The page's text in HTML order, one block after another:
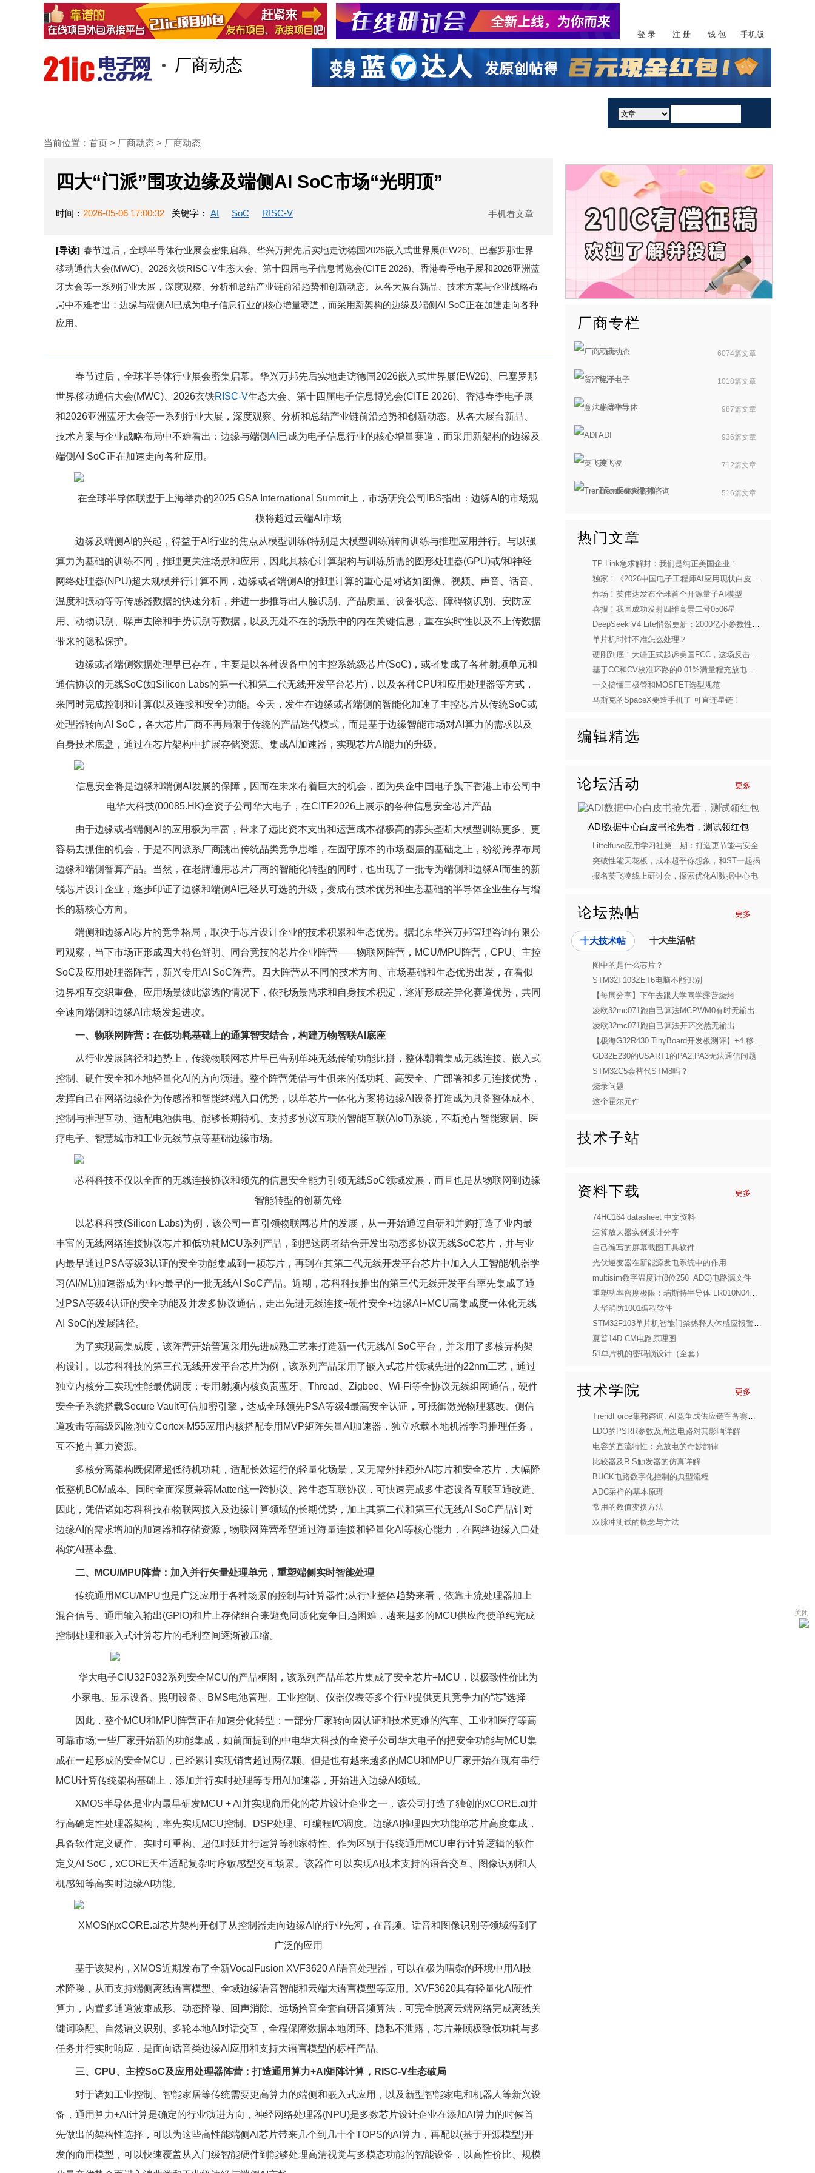
登 录 注 册 钱 包 手机版
厂商动态
当前位置： 首页 > 厂商动态 > 厂商动态
四大“门派”围攻边缘及端侧AI SoC市场“光明顶”
时间： 2026-05-06 17:00:32 关键字： AI SoC RISC-V 手机看文章
[导读] 春节过后，全球半导体行业展会密集启幕。华兴万邦先后实地走访德国2026嵌入式世界展(EW26)、巴塞罗那世界
移动通信大会(MWC)、2026玄铁RISC-V生态大会、第十四届电子信息博览会(CITE 2026)、香港春季电子展和2026亚洲蓝
牙大会等一系列行业大展，深度观察、分析和总结产业链前沿趋势和创新动态。从各大展台新品、技术方案与企业战略布
局中不难看出：边缘与端侧AI已成为电子信息行业的核心增量赛道，而采用新架构的边缘及端侧AI SoC正在加速走向各种
应用。
春节过后，全球半导体行业展会密集启幕。华兴万邦先后实地走访德国2026嵌入式世界展(EW26)、巴塞罗那
世界移动通信大会(MWC)、2026玄铁RISC-V生态大会、第十四届电子信息博览会(CITE 2026)、香港春季电子展
和2026亚洲蓝牙大会等一系列行业大展，深度观察、分析和总结产业链前沿趋势和创新动态。从各大展台新品、
技术方案与企业战略布局中不难看出：边缘与端侧AI 已成为电子信息行业的核心增量赛道，而采用新架构的边缘及
端侧AI SoC正在加速走向各种应用。
在全球半导体联盟于上海举办的2025 GSA International Summit上，市场研究公司IBS指出：边缘AI的市场规
模将超过云端AI市场
边缘及端侧AI的兴起，得益于AI行业的焦点从模型训练(特别是大模型训练)转向训练与推理应用并行。与以强
算力为基础的训练不同，推理更关注场景和应用，因此其核心计算架构与训练所需的图形处理器(GPU)或/和神经
网络处理器(NPU)超大规模并行计算不同，边缘或者端侧AI的推理计算的重心是对诸如图像、视频、声音、话音、
温度和振动等等传感器数据的快速分析，并进一步推导出人脸识别、产品质量、设备状态、障碍物识别、安防应
用、动物识别、噪声去除和手势识别等数据，以及无处不在的场景中的内在关键信息，重在实时性以及不上传数据
带来的隐私保护。
边缘或者端侧数据处理早已存在，主要是以各种设备中的主控系统级芯片(SoC)，或者集成了各种射频单元和
通信协议的无线SoC(如Silicon Labs的第一代和第二代无线开发平台芯片)，以及各种CPU和应用处理器等方式，
来同时完成控制和计算(以及连接和安全)功能。今天，发生在边缘或者端侧的智能化加速了主控芯片从传统SoC或
处理器转向AI SoC，各大芯片厂商不再局限于传统的产品迭代模式，而是基于边缘智能市场对AI算力的需求以及
自身技术底盘，通过在芯片架构中扩展存储资源、集成AI加速器，实现芯片AI能力的升级。
信息安全将是边缘和端侧AI发展的保障，因而在未来有着巨大的机会，图为央企中国电子旗下香港上市公司中
电华大科技(00085.HK)全资子公司华大电子，在CITE2026上展示的各种信息安全芯片产品
由于边缘或者端侧AI的应用极为丰富，带来了远比资本支出和运营成本都极高的寡头垄断大模型训练更多、更
容易去抓住的机会，于是不同派系厂商跳出传统品类竞争思维，在固守原本的市场圈层的基础之上，纷纷跨界布局
边缘和端侧智算产品。当然，在老牌通用芯片厂商的智能化转型的同时，也出现了一批专为端侧和边缘AI而生的新
锐芯片设计企业，逐步印证了边缘和端侧AI已经从可选的升级，变成有技术优势和生态基础的半导体企业生存与增
长的新核心方向。
端侧和边缘AI芯片的竞争格局，取决于芯片设计企业的技术积累和生态优势。据北京华兴万邦管理咨询有限公
司观察，当下市场正形成四大特色鲜明、同台竞技的芯片企业阵营——物联网阵营，MCU/MPU阵营，CPU、主控
SoC及应用处理器阵营，新兴专用AI SoC阵营。四大阵营从不同的技术方向、市场基础和生态优势出发，在看似
边界相互交织重叠、应用场景彼此渗透的情况下，依托场景需求和自身技术积淀，逐渐形成差异化赛道优势，共同
全速向端侧和边缘AI市场发起进攻。
一、物联网阵营：在低功耗基础上的通算智安结合，构建万物智联AI底座
从行业发展路径和趋势上，传统物联网芯片早已告别单纯无线传输功能比拼，整体朝着集成无线连接、嵌入式
控制、硬件安全和本地轻量化AI的方向演进。整个阵营凭借与生俱来的低功耗、高安全、广部署和多元连接优势，
发挥自己在网络边缘作为传感器和智能终端入口优势，以单芯片一体化方案将边缘AI设备打造成为具备整体成本、
控制与推理互动、适配电池供电、能够长期待机、支持多协议互联的智能互联(AIoT)系统，不断抢占智能家居、医
疗电子、智慧城市和工业无线节点等基础边缘市场。
芯科科技不仅以全面的无线连接协议和领先的信息安全能力引领无线SoC领域发展，而且也是从物联网到边缘
智能转型的创新先锋
以芯科科技(Silicon Labs)为例，该公司一直引领物联网芯片的发展，从一开始通过自研和并购打造了业内最
丰富的无线网络连接协议芯片和低功耗MCU系列产品，到把这两者结合开发出动态多协议无线SoC芯片，并与业
内最早通过PSA等级3认证的安全功能集成到一颗芯片，再到在其第二代无线开发平台芯片中加入人工智能/机器学
习(AI/ML)加速器成为业内最早的一批无线AI SoC产品。近期，芯科科技推出的第三代无线开发平台率先集成了通
过PSA等级4认证的安全功能及并发多协议通信，走出先进无线连接+硬件安全+边缘AI+MCU高集成度一体化无线
AI SoC的发展路径。
为了实现高集成度，该阵营开始普遍采用先进成熟工艺来打造新一代无线AI SoC平台，并采用了多核异构架
构设计。以芯科科技的第三代无线开发平台芯片为例，该系列产品采用了嵌入式芯片领域先进的22nm工艺，通过
独立内核分工实现性能最优调度：专用射频内核负责蓝牙、Thread、Zigbee、Wi-Fi等全协议无线组网通信，硬件
安全子系统搭载Secure Vault可信加密引擎，达成全球领先PSA等级4最高安全认证，可抵御激光物理篡改、侧信
道攻击等高级风险;独立Cortex-M55应用内核搭配专用MVP矩阵矢量AI加速器，独立承载本地机器学习推理任务，
互不抢占算力资源。
多核分离架构既保障超低待机功耗，适配长效运行的轻量化场景，又无需外挂额外AI芯片和安全芯片，大幅降
低整机BOM成本。同时全面深度兼容Matter这一跨协议、跨生态互联协议，可快速完成多生态设备互联互通改造。
因此，凭借诸如芯科科技在物联网接入及边缘计算领域的长期优势，加上其第二代和第三代无线AI SoC产品针对
边缘AI的需求增加的加速器和存储资源，物联网阵营希望通过海量连接和轻量化AI等核心能力，在网络边缘入口处
构筑AI基本盘。
二、MCU/MPU阵营：加入并行矢量处理单元，重塑端侧实时智能处理
传统通用MCU/MPU也是广泛应用于各种场景的控制与计算器件;从行业整体趋势来看，依靠主流处理器加上
混合信号、通用输入输出(GPIO)和片上存储组合来避免同质化竞争日趋困难，越来越多的MCU供应商使单纯完成
控制处理和嵌入式计算芯片的毛利空间逐渐被压缩。
华大电子CIU32F032系列安全MCU的产品框图，该系列产品单芯片集成了安全芯片+MCU，以极致性价比为
小家电、显示设备、照明设备、BMS电池管理、工业控制、仪器仪表等多个行业提供更具竞争力的“芯”选择
因此，整个MCU和MPU阵营正在加速分化转型：一部分厂家转向因认证和技术更难的汽车、工业和医疗等高
可靠市场;一些厂家开始新的功能集成，如前面提到的中电华大科技的全资子公司华大电子的把安全功能与MCU集
成在一起形成的安全MCU，已经累计实现销售超过两亿颗。但是也有越来越多的MCU和MPU厂家开始在现有串行
MCU计算传统架构基础上，添加并行实时处理等专用AI加速器，开始进入边缘AI领域。
XMOS半导体是业内最早研发MCU + AI并实现商用化的芯片设计企业之一，该公司打造了独创的xCORE.ai并
行高确定性处理器架构，率先实现MCU控制、DSP处理、可编程I/O调度、边缘AI推理四大功能单芯片高度集成，
具备软件定义硬件、实时可重构、超低时延并行运算等独家特性。作为区别于传统通用MCU串行计算逻辑的软件
定义AI SoC，xCORE天生适配复杂时序敏感型交互场景。该器件可以实现AI技术支持的语音交互、图像识别和人
机感知等高实时边缘AI功能。
XMOS的xCORE.ai芯片架构开创了从控制器走向边缘AI的行业先河，在音频、话音和图像识别等领域得到了
广泛的应用
基于该架构，XMOS近期发布了全新VocalFusion XVF3620 AI语音处理器，可以在极为嘈杂的环境中用AI技
术降噪，从而支持端侧离线语言模型、全域边缘语音智能和云端大语言模型等应用。XVF3620具有轻量化AI硬件
算力，内置多通道波束成形、动态降噪、回声消除、远场拾音全套自研音频算法，可完全脱离云端网络完成离线关
键词唤醒、自然语义识别、多轮本地AI对话交互，全程保障数据本地闭环、隐私不泄露，芯片兼顾极致低功耗与多
任务并行实时响应，是面向话音类边缘AI应用和支持大语言模型的标杆产品。
三、CPU、主控SoC及应用处理器阵营：打造通用算力+AI矩阵计算，RISC-V生态破局
对于诸如工业控制、智能家居等传统需要更高算力的端侧和嵌入式应用，以及新型智能家电和机器人等新兴设
备，通用算力+AI计算是确定的行业演进方向，神经网络处理器(NPU)是多数芯片设计企业在添加AI算力的时候首
先做出的架构性选择，可以为这些高性能端侧AI芯片带来几个到几十个TOPS的AI算力，再配以(基于开源模型)开
发的商用模型，可以快速覆盖从入门级智能硬件到能够处理高清视觉与多模态功能的智能设备，以高性价比、规模
厂商专栏
厂商动态 6074篇文章
贸泽电子 1018篇文章
意法半导体 987篇文章
ADI 936篇文章
英飞凌 712篇文章
TrendForce集邦咨询 516篇文章
热门文章
TP-Link急求解封：我们是纯正美国企业！
独家！《2026中国电子工程师AI应用现状白皮书》重磅发布
炸场！英伟达发布全球首个开源量子AI模型
喜报！我国成功发射四维高景二号0506星
DeepSeek V4 Lite悄然更新：2000亿小参数性能逼近美国顶流
单片机时钟不准怎么处理？
硬刚到底！大疆正式起诉美国FCC，这场反击太解气
基于CC和CV校准环路的0.01%满量程充放电电流控制精度实现
一文搞懂三极管和MOSFET选型规范
马斯克的SpaceX要造手机了 可直连星链！
编辑精选
更多
论坛活动
ADI数据中心白皮书抢先看，测试领红包
Littelfuse应用学习社第二期：打造更节能与安全
的消费电子电源解决方案
突破性能天花板，成本超乎你想象，和ST一起揭
开STM32C5的神秘面纱
报名英飞凌线上研讨会，探索优化AI数据中心电
更多
论坛热帖
十大技术帖 十大生活帖
图中的是什么芯片？
STM32F103ZET6电脑不能识别
【每周分享】下午去跟大学同学露营烧烤
凌欧32mc071跑自己算法MCPWM0有时无输出
凌欧32mc071跑自己算法开环突然无输出
【极海G32R430 TinyBoard开发板测评】+4.移植FreeRTOS驱LED并打印！
GD32E230的USART1的PA2,PA3无法通信问题
STM32C5会替代STM8吗？
烧录问题
这个霍尔元件
技术子站
更多
资料下载
74HC164 datasheet 中文资料
运算放大器实例设计分享
自己编写的屏幕截图工具软件
光伏逆变器在新能源发电系统中的作用
multisim数字温度计(8位256_ADC)电路源文件
重塑功率密度极限：瑞斯特半导体 LR010N04SD10 深度解析
大华消防1001编程软件
STM32F103单片机智能门禁热释人体感应报警设计(全套)
夏普14D-CM电路原理图
51单片机的密码锁设计（全套）
更多
技术学院
TrendForce集邦咨询: AI竞争成供应链军备赛，先进封装、3nm制程同步紧缺
LDO的PSRR参数及周边电路对其影响详解
电容的直流特性：充放电的奇妙韵律
比较器及R-S触发器的仿真详解
BUCK电路数字化控制的典型流程
ADC采样的基本原理
常用的数值变换方法
双脉冲测试的概念与方法
关闭